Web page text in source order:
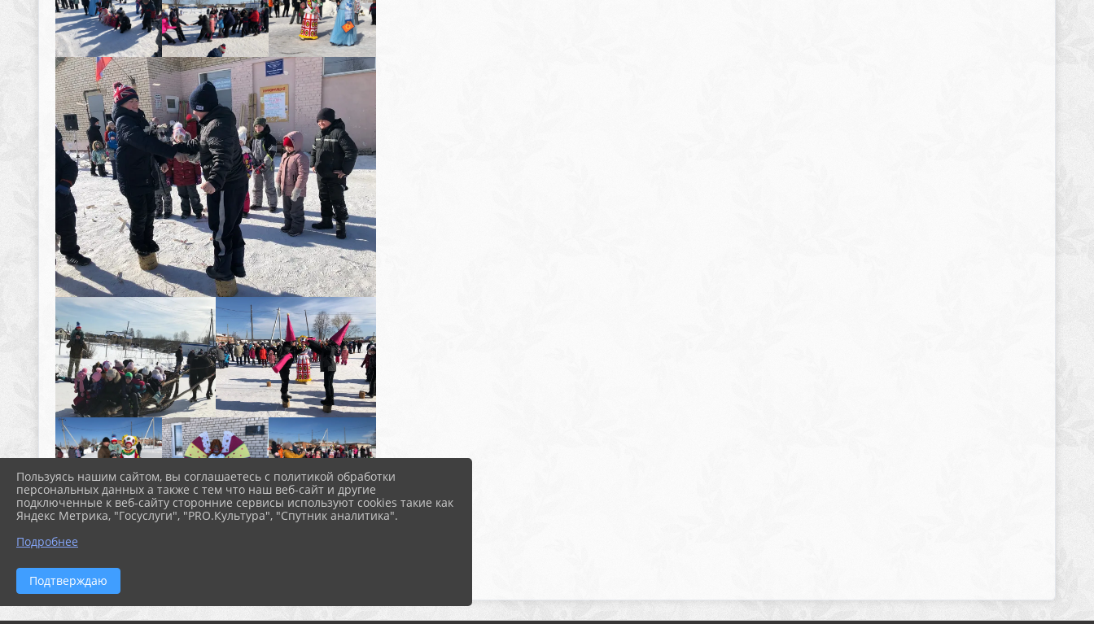
Пользуясь нашим сайтом, вы соглашаетесь с политикой обработки
персональных данных а также с тем что наш веб-сайт и другие
подключенные к веб-сайту сторонние сервисы используют cookies такие как
Яндекс Метрика, "Госуслуги", "PRO.Культура", "Спутник аналитика".
Подробнее
Подтверждаю